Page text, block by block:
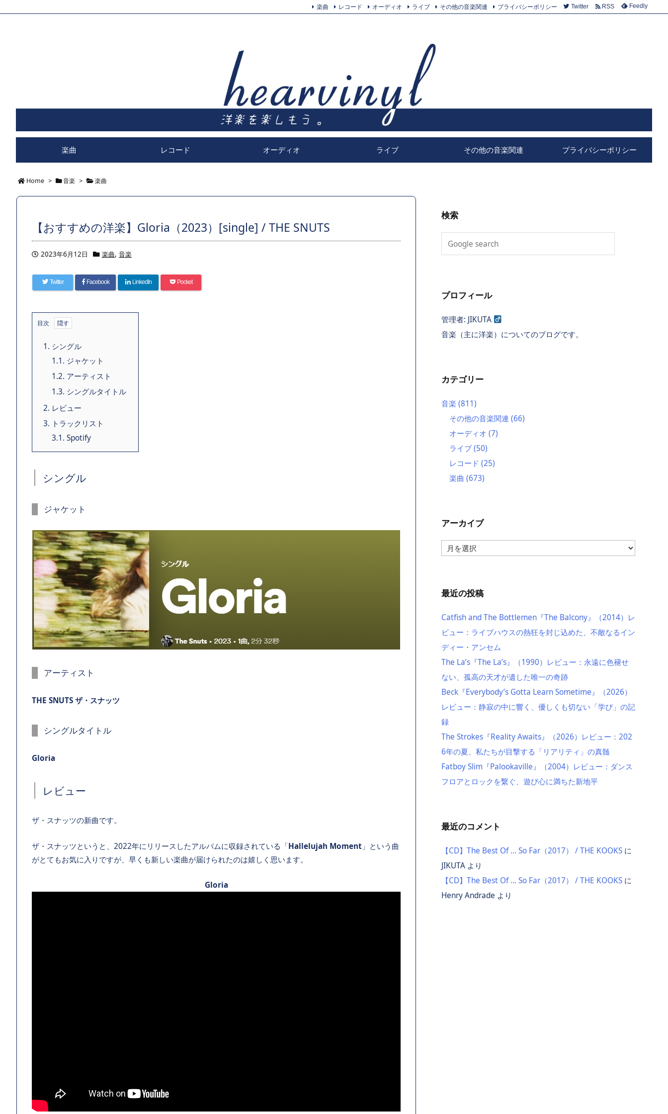
楽曲 レコード オーディオ ライブ その他の音楽関連 プライバシーポリシー
楽曲 レコード オーディオ ライブ その他の音楽関連 プライバシーポリシー Twitter RSS Feedly
Home > 音楽 > 楽曲
【おすすめの洋楽】Gloria（2023）[single] / THE SNUTS
2023年6月12日 楽曲, 音楽
Twitter Facebook LinkedIn Pocket
目次
1. シングル
1.1. ジャケット
1.2. アーティスト
1.3. シングルタイトル
2. レビュー
3. トラックリスト
3.1. Spotify
シングル
ジャケット
アーティスト
THE SNUTS ザ・スナッツ
シングルタイトル
Gloria
レビュー
ザ・スナッツの新曲です。
ザ・スナッツというと、2022年にリリースしたアルバムに収録されている「Hallelujah Moment 」という曲
がとてもお気に入りですが、早くも新しい楽曲が届けられたのは嬉しく思います。
Gloria
検索
プロフィール
管理者: JIKUTA
音楽（主に洋楽）についてのブログです。
カテゴリー
音楽 (811)
その他の音楽関連 (66)
オーディオ (7)
ライブ(50)
レコード (25)
楽曲 (673)
アーカイブ
ー
ブ
最近の投稿
Catfish and The Bottlemen『The Balcony』（2014）レ
ビュー：ライブハウスの熱狂を封じ込めた、不敵なるイン
ディー・アンセム
The La’s『The La’s』（1990）レビュー：永遠に色褪せ
ない、孤高の天才が遺した唯一の奇跡
Beck『Everybody’s Gotta Learn Sometime』（2026）
レビュー：静寂の中に響く、優しくも切ない「学び」の記
録
The Strokes『Reality Awaits』（2026）レビュー：202
6年の夏、私たちが目撃する「リアリティ」の真髄
Fatboy Slim『Palookaville』（2004）レビュー：ダンス
フロアとロックを繋ぐ、遊び心に満ちた新地平
最近のコメント
【CD】The Best Of … So Far（2017） / THE KOOKS に
JIKUTA より
【CD】The Best Of … So Far（2017） / THE KOOKS に
Henry Andrade より